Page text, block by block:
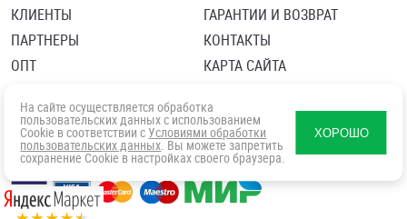
КЛИЕНТЫ
ПАРТНЕРЫ
ОПТ
ГАРАНТИИ И ВОЗВРАТ
КОНТАКТЫ
КАРТА САЙТА
Политика в отношении обработки персональных данных
Согласие посетителя сайта на обработку персональных данны
На сайте осуществляется обработка
пользовательских данных с использованием
Cookie в соответствии с Условиями обработки
пользовательских данных. Вы можете запретить
сохранение Cookie в настройках своего браузера.
ХОРОШО